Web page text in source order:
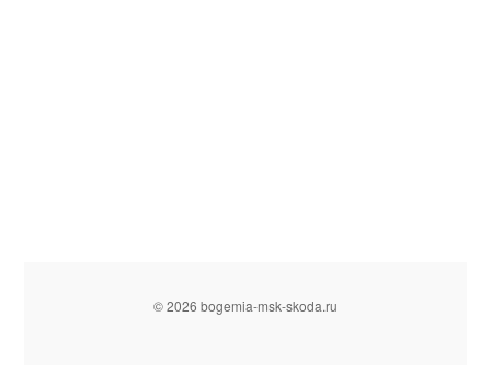
© 2026 bogemia-msk-skoda.ru